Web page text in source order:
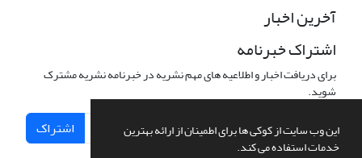
این وب سایت از کوکی ها برای اطمینان از ارائه بهترین
خدمات استفاده می کند.
آخرین اخبار
اشتراک خبرنامه
برای دریافت اخبار و اطلاعیه های مهم نشریه در خبرنامه نشریه مشترک
شوید.
اشتراک